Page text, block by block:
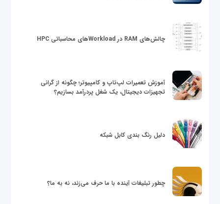
چالش‌های RAM در Workloadهای محاسباتی HPC
آموزش تعمیرات لپ‌تاپ و کامپیوتر؛ چگونه از گرانی
تجهیزات دیجیتال، یک شغل پردرآمد بسازیم؟
دلیل رنگ بندی کابل شبکه
چطور تبلیغات آینده با ما حرف می‌زند، نه به ما؟